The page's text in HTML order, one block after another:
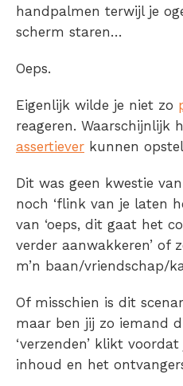
handpalmen terwijl je
scherm staren…
Oeps.
Eigenlijk wilde je niet zo
reageren. Waarschijnlijk
assertiever kunnen
Dit was geen kwestie
noch ‘flink van je laten
van ‘oeps, dit gaat het
verder aanwakkeren’ of
m’n baan/vriendschap/
Of misschien is dit
maar ben jij zo iemand
‘verzenden’ klikt
inhoud en het